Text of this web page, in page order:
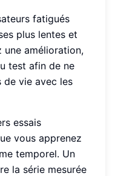
fatigués
plus lentes et
une amélioration,
test afin de ne
de vie avec les
essais
vous apprenez
temporel. Un
la série mesurée